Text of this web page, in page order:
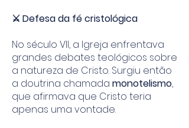
⚔️ Defesa da fé cristológica
No século VII, a Igreja enfrentava
grandes debates teológicos sobre
a natureza de Cristo. Surgiu então
a doutrina chamada monotelismo,
que afirmava que Cristo teria
apenas uma vontade.